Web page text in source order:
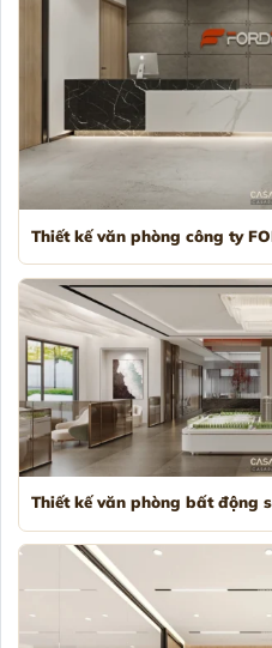
Thiết kế văn phòng công ty
Thiết kế văn phòng bất động